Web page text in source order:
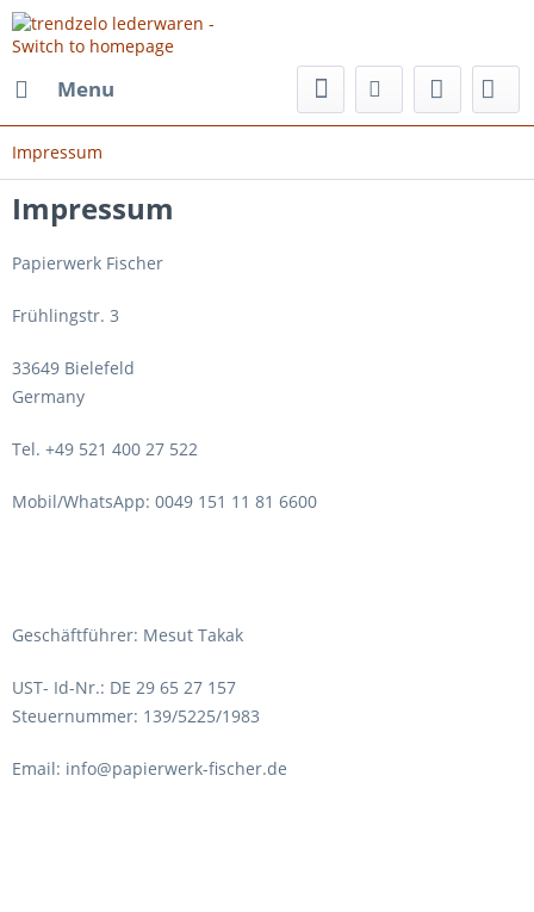
Menu
Impressum
Impressum
Papierwerk Fischer
Frühlingstr. 3
33649 Bielefeld
Germany
Tel. +49 521 400 27 522
Mobil/WhatsApp: 0049 151 11 81 6600
Geschäftführer: Mesut Takak
UST- Id-Nr.: DE 29 65 27 157
Steuernummer: 139/5225/1983
Email: info@papierwerk-fischer.de